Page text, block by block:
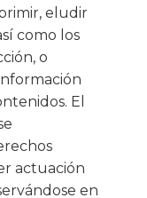
eludir
como los
o
El
actuación
en